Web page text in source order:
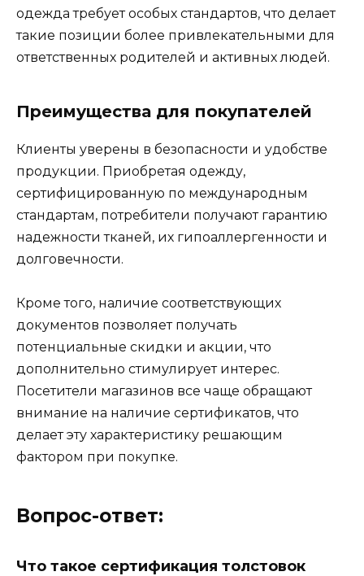
одежда требует особых стандартов, что делает
такие позиции более привлекательными для
ответственных родителей и активных людей.
Преимущества для покупателей
Клиенты уверены в безопасности и удобстве
продукции. Приобретая одежду,
сертифицированную по международным
стандартам, потребители получают гарантию
надежности тканей, их гипоаллергенности и
долговечности.
Кроме того, наличие соответствующих
документов позволяет получать
потенциальные скидки и акции, что
дополнительно стимулирует интерес.
Посетители магазинов все чаще обращают
внимание на наличие сертификатов, что
делает эту характеристику решающим
фактором при покупке.
Вопрос-ответ:
Что такое сертификация толстовок